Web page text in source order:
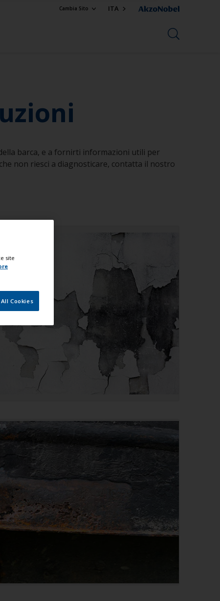
Cambia Sito ITA
barca, e a fornirti informazioni utili per
non riesci a diagnosticare, contatta il nostro
site
Cookies